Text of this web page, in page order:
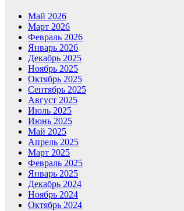
Май 2026
Март 2026
Февраль 2026
Январь 2026
Декабрь 2025
Ноябрь 2025
Октябрь 2025
Сентябрь 2025
Август 2025
Июль 2025
Июнь 2025
Май 2025
Апрель 2025
Март 2025
Февраль 2025
Январь 2025
Декабрь 2024
Ноябрь 2024
Октябрь 2024